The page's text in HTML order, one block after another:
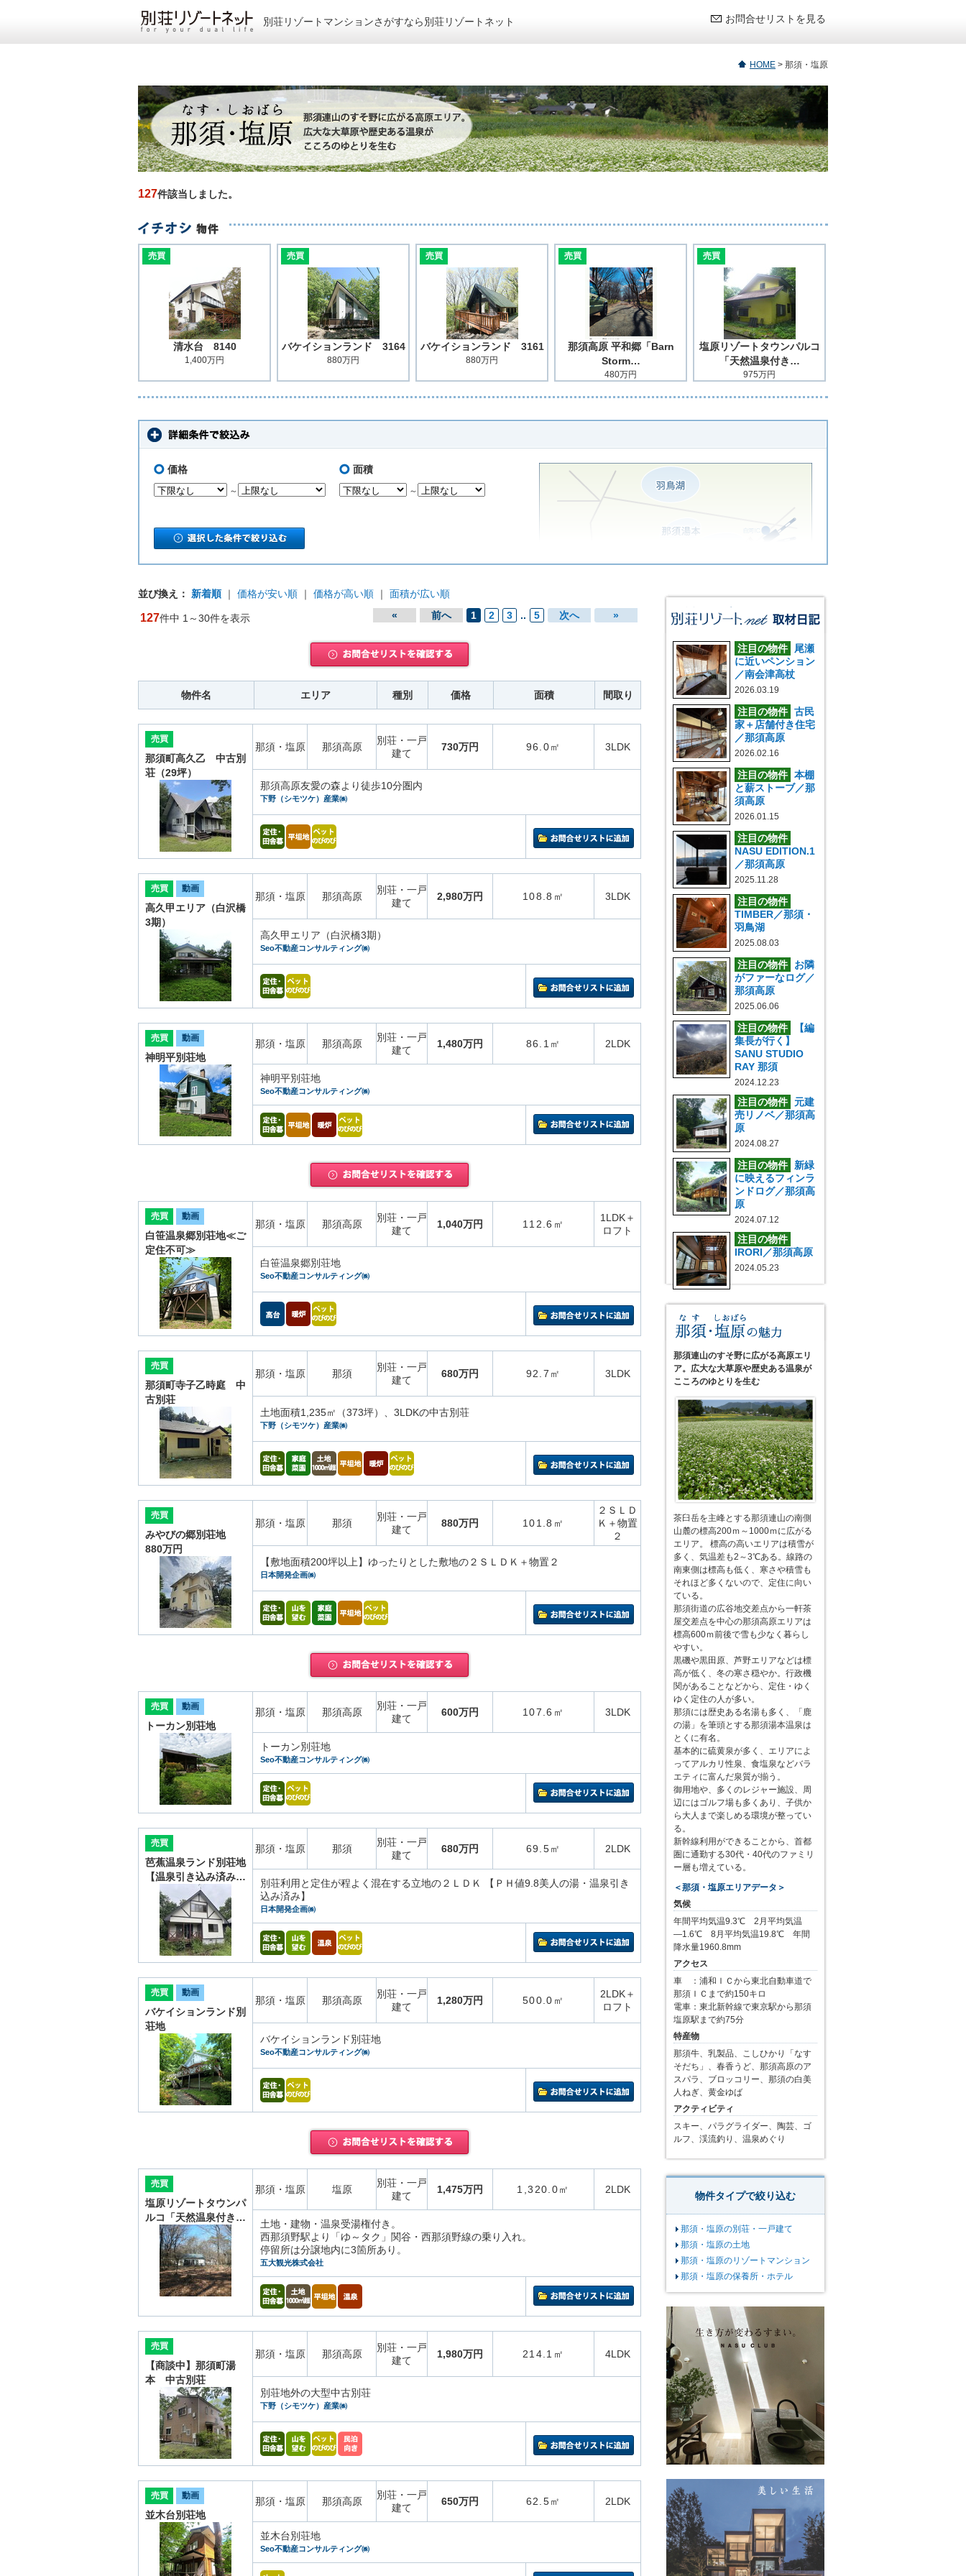
別荘リゾートマンションさがすなら別荘リゾートネット お問合せリストを見る
HOME > 那須・塩原
127件該当しました。
売買
清水台 8140
1,400万円
売買
バケイションランド 3164
880万円
売買
バケイションランド 3161
880万円
売買
那須高原 平和郷「Barn
Storm…
480万円
売買
塩原リゾートタウンパルコ
「天然温泉付き…
975万円
価格
～
面積
～
並び換え： 新着順 ｜ 価格が安い順 ｜ 価格が高い順 ｜ 面積が広い順
127件中 1～30件を表示 « 前へ 1 2 3 .. 5 次へ »
物件名 エリア 種別 価格 面積 間取り
売買
那須町高久乙 中古別
荘（29坪）
那須・塩原 那須高原
別荘・一戸
建て
730万円 96.0㎡ 3LDK
那須高原友愛の森より徒歩10分圏内
下野（シモツケ）産業㈱
売買 動画
高久甲エリア（白沢橋
3期）
那須・塩原 那須高原
別荘・一戸
建て
2,980万円 108.8㎡ 3LDK
高久甲エリア（白沢橋3期）
Seo不動産コンサルティング㈱
売買 動画
神明平別荘地
那須・塩原 那須高原
別荘・一戸
建て
1,480万円 86.1㎡ 2LDK
神明平別荘地
Seo不動産コンサルティング㈱
売買 動画
白笹温泉郷別荘地≪ご
定住不可≫
那須・塩原 那須高原
別荘・一戸
建て
1,040万円 112.6㎡
1LDK＋
ロフト
白笹温泉郷別荘地
Seo不動産コンサルティング㈱
売買
那須町寺子乙時庭 中
古別荘
那須・塩原 那須
別荘・一戸
建て
680万円 92.7㎡ 3LDK
土地面積1,235㎡（373坪）、3LDKの中古別荘
下野（シモツケ）産業㈱
売買
みやびの郷別荘地
880万円
那須・塩原 那須
別荘・一戸
建て
880万円 101.8㎡
２ＳＬＤ
Ｋ＋物置
２
【敷地面積200坪以上】ゆったりとした敷地の２ＳＬＤＫ＋物置２
日本開発企画㈱
売買 動画
トーカン別荘地
那須・塩原 那須高原
別荘・一戸
建て
600万円 107.6㎡ 3LDK
トーカン別荘地
Seo不動産コンサルティング㈱
売買
芭蕉温泉ランド別荘地
【温泉引き込み済み…
那須・塩原 那須
別荘・一戸
建て
680万円 69.5㎡ 2LDK
別荘利用と定住が程よく混在する立地の２ＬＤＫ 【ＰＨ値9.8美人の湯・温泉引き
込み済み】
日本開発企画㈱
売買 動画
バケイションランド別
荘地
那須・塩原 那須高原
別荘・一戸
建て
1,280万円 500.0㎡
2LDK＋
ロフト
バケイションランド別荘地
Seo不動産コンサルティング㈱
売買
塩原リゾートタウンパ
ルコ「天然温泉付き…
那須・塩原 塩原
別荘・一戸
建て
1,475万円 1,320.0㎡ 2LDK
土地・建物・温泉受湯権付き。
西那須野駅より「ゆ～タク」関谷・西那須野線の乗り入れ。
停留所は分譲地内に3箇所あり。
五大観光株式会社
売買
【商談中】那須町湯
本 中古別荘
那須・塩原 那須高原
別荘・一戸
建て
1,980万円 214.1㎡ 4LDK
別荘地外の大型中古別荘
下野（シモツケ）産業㈱
売買 動画
並木台別荘地
那須・塩原 那須高原
別荘・一戸
建て
650万円 62.5㎡ 2LDK
並木台別荘地
Seo不動産コンサルティング㈱
注目の物件
尾瀬
に近いペンション
／南会津高杖
2026.03.19
注目の物件 古民
家＋店舗付き住宅
／那須高原
2026.02.16
注目の物件 本棚
と薪ストーブ／那
須高原
2026.01.15
注目の物件
NASU EDITION.1
／那須高原
2025.11.28
注目の物件
TIMBER／那須・
羽鳥湖
2025.08.03
注目の物件
お隣
がファーなログ／
那須高原
2025.06.06
注目の物件
【編
集長が行く】
SANU STUDIO
RAY 那須
2024.12.23
注目の物件
元建
売リノベ／那須高
原
2024.08.27
注目の物件
新緑
に映えるフィンラ
ンドログ／那須高
原
2024.07.12
注目の物件
IRORI／那須高原
2024.05.23
那須連山のすそ野に広がる高原エリ
ア。広大な大草原や歴史ある温泉が
こころのゆとりを生む
茶臼岳を主峰とする那須連山の南側
山麓の標高200ｍ～1000ｍに広がる
エリア。 標高の高いエリアは積雪が
多く、気温差も2～3℃ある。線路の
南東側は標高も低く、寒さや積雪も
それほど多くないので、定住に向い
ている。
那須街道の広谷地交差点から一軒茶
屋交差点を中心の那須高原エリアは
標高600ｍ前後で雪も少なく暮らし
やすい。
黒磯や黒田原、芦野エリアなどは標
高が低く、冬の寒さ穏やか。行政機
関があることなどから、定住・ゆく
ゆく定住の人が多い。
那須には歴史ある名湯も多く、「鹿
の湯」を筆頭とする那須湯本温泉は
とくに有名。
基本的に硫黄泉が多く、エリアによ
ってアルカリ性泉、食塩泉などバラ
エティに富んだ泉質が揃う。
御用地や、多くのレジャー施設、周
辺にはゴルフ場も多くあり、子供か
ら大人まで楽しめる環境が整ってい
る。
新幹線利用ができることから、首都
圏に通勤する30代・40代のファミリ
ー層も増えている。
＜那須・塩原エリアデータ＞
気候
年間平均気温9.3℃ 2月平均気温
―1.6℃ 8月平均気温19.8℃ 年間
降水量1960.8mm
アクセス
車 ：浦和ＩＣから東北自動車道で
那須ＩＣまで約150キロ
電車：東北新幹線で東京駅から那須
塩原駅まで約75分
特産物
那須牛、乳製品、こしひかり「なす
そだち」、春香うど、那須高原のア
スパラ、ブロッコリー、那須の白美
人ねぎ、黄金ゆば
アクティビティ
スキー、パラグライダー、陶芸、ゴ
ルフ、渓流釣り、温泉めぐり
物件タイプで絞り込む
那須・塩原の別荘・一戸建て
那須・塩原の土地
那須・塩原のリゾートマンション
那須・塩原の保養所・ホテル